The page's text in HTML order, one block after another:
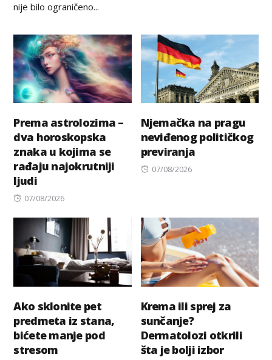
nije bilo ograničeno...
Prema astrolozima –
dva horoskopska
znaka u kojima se
rađaju najokrutniji
ljudi
Posted
07/08/2026
Njemačka na pragu
neviđenog političkog
previranja
Posted
07/08/2026
Ako sklonite pet
predmeta iz stana,
bićete manje pod
stresom
Krema ili sprej za
sunčanje?
Dermatolozi otkrili
šta je bolji izbor